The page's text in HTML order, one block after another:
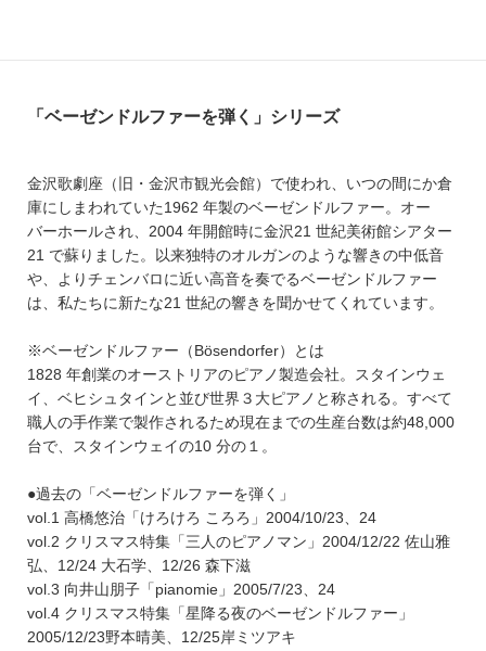
「ベーゼンドルファーを弾く」シリーズ
金沢歌劇座（旧・金沢市観光会館）で使われ、いつの間にか倉
庫にしまわれていた1962 年製のベーゼンドルファー。オー
バーホールされ、2004 年開館時に金沢21 世紀美術館シアター
21 で蘇りました。以来独特のオルガンのような響きの中低音
や、よりチェンバロに近い高音を奏でるベーゼンドルファー
は、私たちに新たな21 世紀の響きを聞かせてくれています。
※ベーゼンドルファー（Bösendorfer）とは
1828 年創業のオーストリアのピアノ製造会社。スタインウェ
イ、ベヒシュタインと並び世界３大ピアノと称される。すべて
職人の手作業で製作されるため現在までの生産台数は約48,000
台で、スタインウェイの10 分の１。
●過去の「ベーゼンドルファーを弾く」
vol.1 高橋悠治「けろけろ ころろ」2004/10/23、24
vol.2 クリスマス特集「三人のピアノマン」2004/12/22 佐山雅
弘、12/24 大石学、12/26 森下滋
vol.3 向井山朋子「pianomie」2005/7/23、24
vol.4 クリスマス特集「星降る夜のベーゼンドルファー」
2005/12/23野本晴美、12/25岸ミツアキ